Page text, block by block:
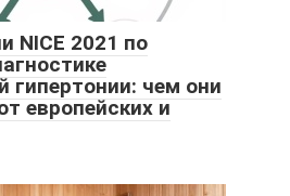
NICE 2021 по
гипертонии: чем они
европейских и